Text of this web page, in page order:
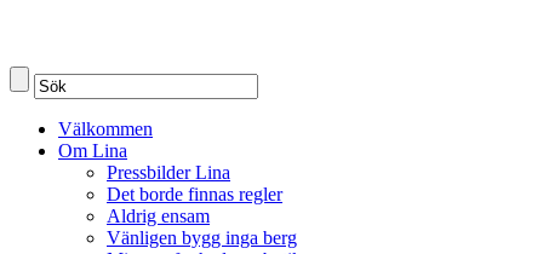
Välkommen
Om Lina
Pressbilder Lina
Det borde finnas regler
Aldrig ensam
Vänligen bygg inga berg